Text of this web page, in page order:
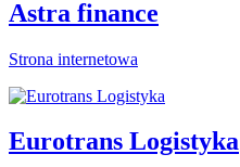
Astra finance
Strona internetowa
Eurotrans Logistyka